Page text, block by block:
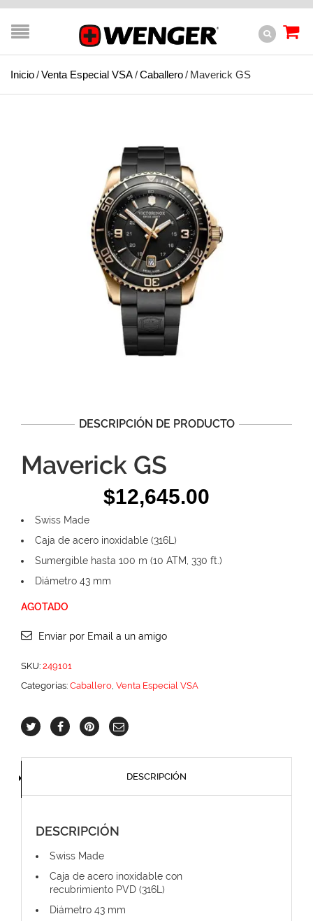
Inicio/Venta Especial VSA/Caballero/ Maverick GS
DESCRIPCIÓN DE PRODUCTO
Maverick GS
$12,645.00
Swiss Made
Caja de acero inoxidable (316L)
Sumergible hasta 100 m (10 ATM, 330 ft.)
Diámetro 43 mm
AGOTADO
Enviar por Email a un amigo
SKU: 249101
Categorías: Caballero, Venta Especial VSA
DESCRIPCIÓN
DESCRIPCIÓN
Swiss Made
Caja de acero inoxidable con
recubrimiento PVD (316L)
Diámetro 43 mm